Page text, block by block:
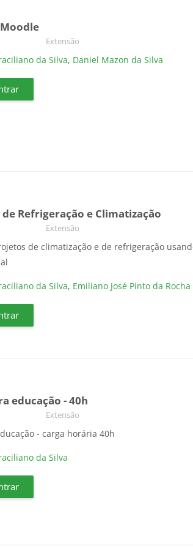
Categoria do curso
Extensão
da Silva, Daniel Mazon da Silva
Refrigeração e Climatização
Categoria do curso
Extensão
de climatização e de refrigeração
da Silva, Emiliano José Pinto da Rocha
educação - 40h
Categoria do curso
Extensão
- carga horária 40h
da Silva